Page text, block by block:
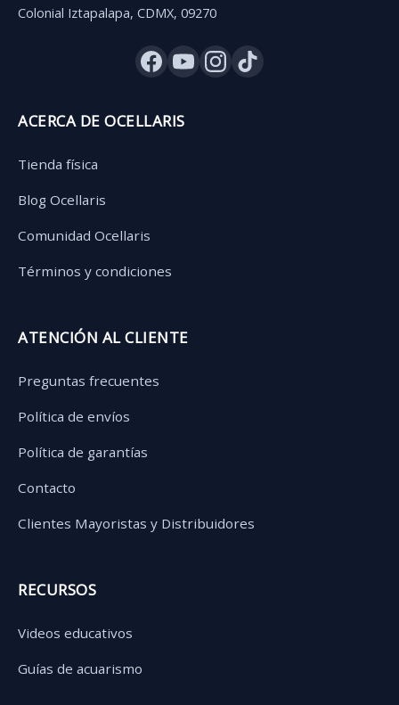
Colonial Iztapalapa, CDMX, 09270
ACERCA DE OCELLARIS
Tienda física
Blog Ocellaris
Comunidad Ocellaris
Términos y condiciones
ATENCIÓN AL CLIENTE
Preguntas frecuentes
Política de envíos
Política de garantías
Contacto
Clientes Mayoristas y Distribuidores
RECURSOS
Videos educativos
Guías de acuarismo